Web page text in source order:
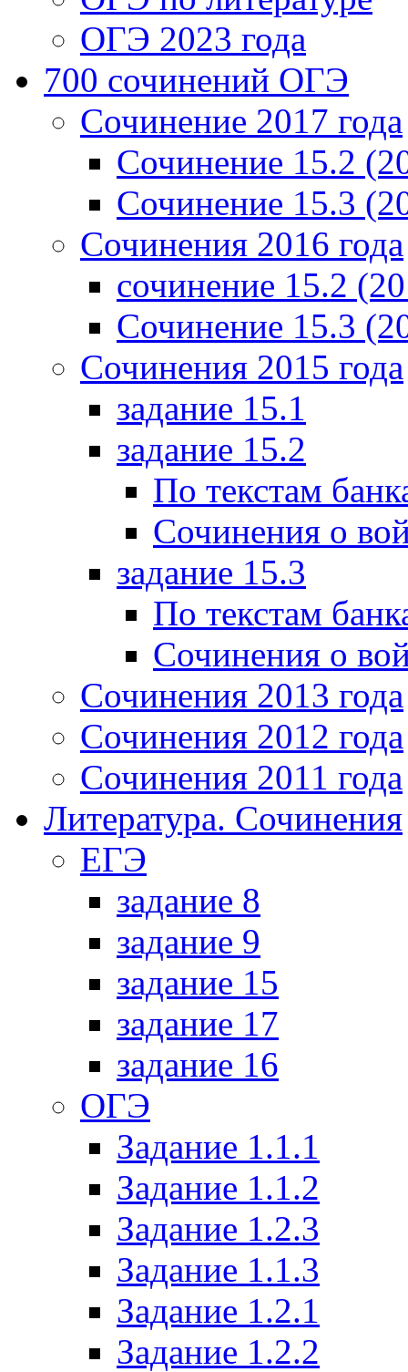
ОГЭ 2023 года
700 cочинений ОГЭ
Сочинение 2017 года
Сочинение 15.2
Сочинение 15.3
Сочинения 2016 года
сочинение 15.2
Сочинение 15.3
Сочинения 2015 года
задание 15.1
задание 15.2
По текстам
Сочинения о
задание 15.3
По текстам
Сочинения о
Сочинения 2013 года
Сочинения 2012 года
Сочинения 2011 года
Литература. Сочинения
ЕГЭ
задание 8
задание 9
задание 15
задание 17
задание 16
ОГЭ
Задание 1.1.1
Задание 1.1.2
Задание 1.2.3
Задание 1.1.3
Задание 1.2.1
Задание 1.2.2